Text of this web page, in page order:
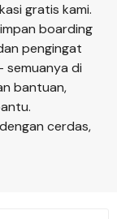
gratis kami.
boarding
pengingat
semuanya di
bantuan,
cerdas,